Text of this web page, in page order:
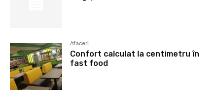
Afaceri
Confort calculat la centimetru în
fast food